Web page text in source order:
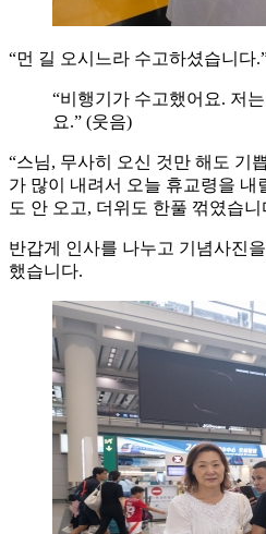
“먼 길 오시느라 수고하셨습니다
“비행기가 수고했어요. 저
요.” (웃음)
“스님, 무사히 오신 것만 해도 기
가 많이 내려서 오늘 휴교령을 내
도 안 오고, 더위도 한풀 꺾였습니
반갑게 인사를 나누고 기념사진
했습니다.